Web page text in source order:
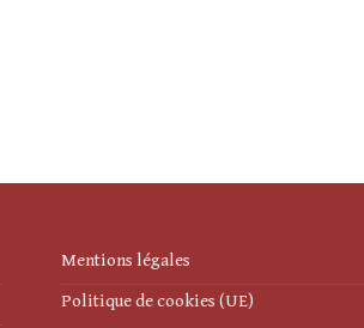
Mentions légales
Politique de cookies (UE)